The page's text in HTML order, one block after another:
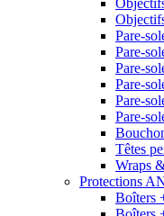
Pare-
Pare-
Pare-
Pare-
Pare-
Pare-
Têtes
Wraps
Protections
Boîters